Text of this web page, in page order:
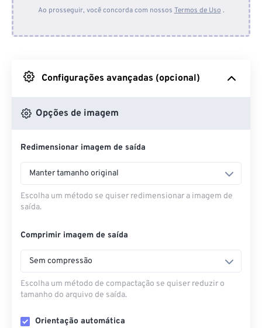
Do Google Drive
Do OneDrive
Da URL
Ao prosseguir, você concorda com nossos Termos de Uso .
Configurações avançadas (opcional)
Opções de imagem
Redimensionar imagem de saída
Manter tamanho original
Escolha um método se quiser redimensionar a imagem de
saída.
Comprimir imagem de saída
Sem compressão
Escolha um método de compactação se quiser reduzir o
tamanho do arquivo de saída.
Orientação automática